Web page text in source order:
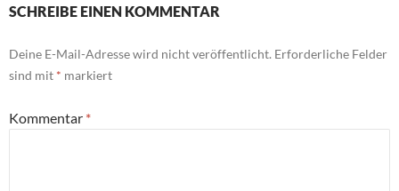
SCHREIBE EINEN KOMMENTAR
Deine E-Mail-Adresse wird nicht veröffentlicht. Erforderliche Felder
sind mit * markiert
Kommentar *